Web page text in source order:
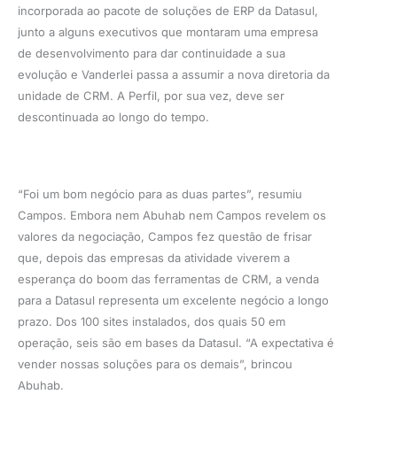
incorporada ao pacote de soluções de ERP da Datasul,
junto a alguns executivos que montaram uma empresa
de desenvolvimento para dar continuidade a sua
evolução e Vanderlei passa a assumir a nova diretoria da
unidade de CRM. A Perfil, por sua vez, deve ser
descontinuada ao longo do tempo.
“Foi um bom negócio para as duas partes”, resumiu
Campos. Embora nem Abuhab nem Campos revelem os
valores da negociação, Campos fez questão de frisar
que, depois das empresas da atividade viverem a
esperança do boom das ferramentas de CRM, a venda
para a Datasul representa um excelente negócio a longo
prazo. Dos 100 sites instalados, dos quais 50 em
operação, seis são em bases da Datasul. “A expectativa é
vender nossas soluções para os demais”, brincou
Abuhab.